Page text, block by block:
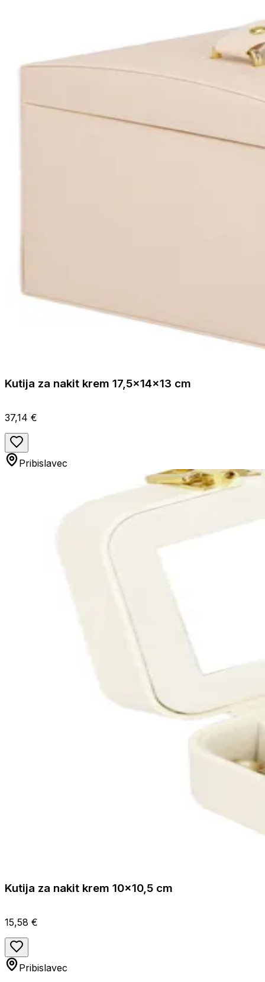
Kutija za nakit krem 17,5x14x13 cm
37,14 €
Pribislavec
Kutija za nakit krem 10x10,5 cm
15,58 €
Pribislavec